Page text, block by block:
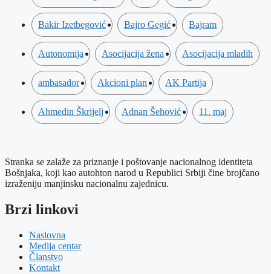
Bakir Izetbegović Bajro Gegić Bajram
Autonomija Asocijacija žena Asocijacija mladih
ambasador Akcioni plan AK Partija
Ahmedin Škrijelj Adnan Šehović 11. maj
Stranka se zalaže za priznanje i poštovanje nacionalnog identiteta
Bošnjaka, koji kao autohton narod u Republici Srbiji čine brojčano
izraženiju manjinsku nacionalnu zajednicu.
Brzi linkovi
Naslovna
Medija centar
Članstvo
Kontakt